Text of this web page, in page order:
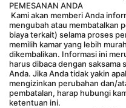
PEMESANAN ANDA
mengubah atau membatalkan
biaya terkait) selama proses
memilih kamar yang lebih
dikembalikan. Informasi ini
harus dibaca dengan saksama
Anda. Jika Anda tidak yakin
mengizinkan perubahan dan/
pembatalan, harap hubungi
ketentuan ini.